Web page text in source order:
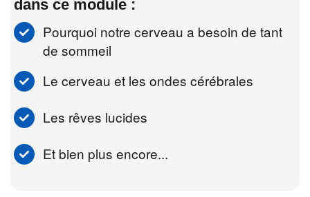
dans ce module :
Pourquoi notre cerveau a besoin de tant
de sommeil
Le cerveau et les ondes cérébrales
Les rêves lucides
Et bien plus encore...